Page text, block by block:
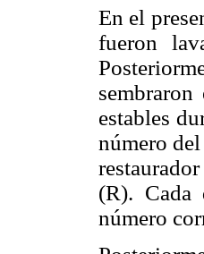
En el
fueron
estables
número
(R). Cada
número